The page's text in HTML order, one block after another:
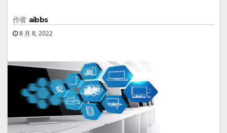
作者 aibbs
8 月 8, 2022